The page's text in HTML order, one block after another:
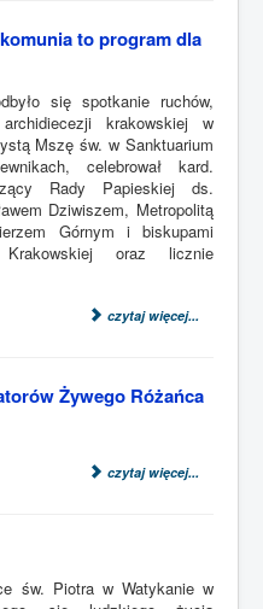
to program dla
się spotkanie ruchów,
krakowskiej w
Mszę św. w Sanktuarium
celebrował kard.
Rady Papieskiej ds.
Dziwiszem, Metropolitą
Górnym i biskupami
Krakowskiej oraz licznie
czytaj więcej...
Żywego Różańca
czytaj więcej...
św. Piotra w Watykanie w